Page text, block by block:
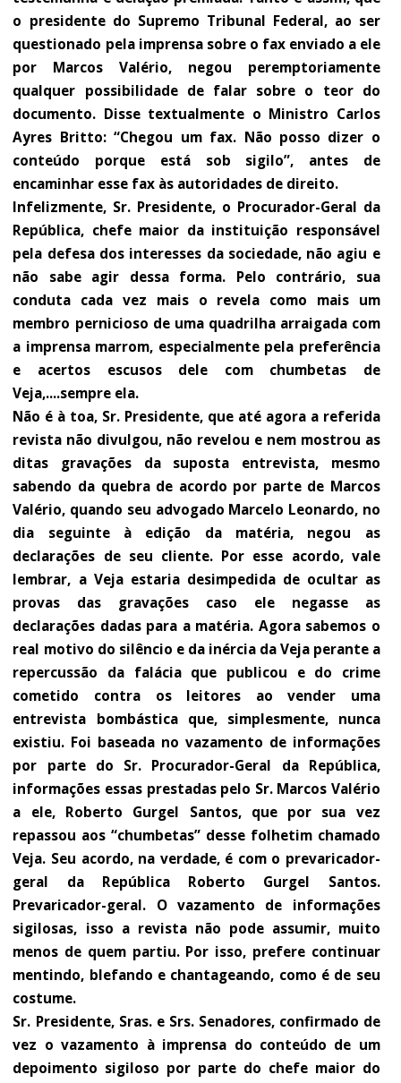
o presidente do Supremo Tribunal Federal, ao ser
questionado pela imprensa sobre o fax enviado a ele
por Marcos Valério, negou peremptoriamente
qualquer possibilidade de falar sobre o teor do
documento. Disse textualmente o Ministro Carlos
Ayres Britto: “Chegou um fax. Não posso dizer o
conteúdo porque está sob sigilo”, antes de
encaminhar esse fax às autoridades de direito.
Infelizmente, Sr. Presidente, o Procurador-Geral da
República, chefe maior da instituição responsável
pela defesa dos interesses da sociedade, não agiu e
não sabe agir dessa forma. Pelo contrário, sua
conduta cada vez mais o revela como mais um
membro pernicioso de uma quadrilha arraigada com
a imprensa marrom, especialmente pela preferência
e acertos escusos dele com chumbetas de
Veja,....sempre ela.
Não é à toa, Sr. Presidente, que até agora a referida
revista não divulgou, não revelou e nem mostrou as
ditas gravações da suposta entrevista, mesmo
sabendo da quebra de acordo por parte de Marcos
Valério, quando seu advogado Marcelo Leonardo, no
dia seguinte à edição da matéria, negou as
declarações de seu cliente. Por esse acordo, vale
lembrar, a Veja estaria desimpedida de ocultar as
provas das gravações caso ele negasse as
declarações dadas para a matéria. Agora sabemos o
real motivo do silêncio e da inércia da Veja perante a
repercussão da falácia que publicou e do crime
cometido contra os leitores ao vender uma
entrevista bombástica que, simplesmente, nunca
existiu. Foi baseada no vazamento de informações
por parte do Sr. Procurador-Geral da República,
informações essas prestadas pelo Sr. Marcos Valério
a ele, Roberto Gurgel Santos, que por sua vez
repassou aos “chumbetas” desse folhetim chamado
Veja. Seu acordo, na verdade, é com o prevaricador-
geral da República Roberto Gurgel Santos.
Prevaricador-geral. O vazamento de informações
sigilosas, isso a revista não pode assumir, muito
menos de quem partiu. Por isso, prefere continuar
mentindo, blefando e chantageando, como é de seu
costume.
Sr. Presidente, Sras. e Srs. Senadores, confirmado de
vez o vazamento à imprensa do conteúdo de um
depoimento sigiloso por parte do chefe maior do